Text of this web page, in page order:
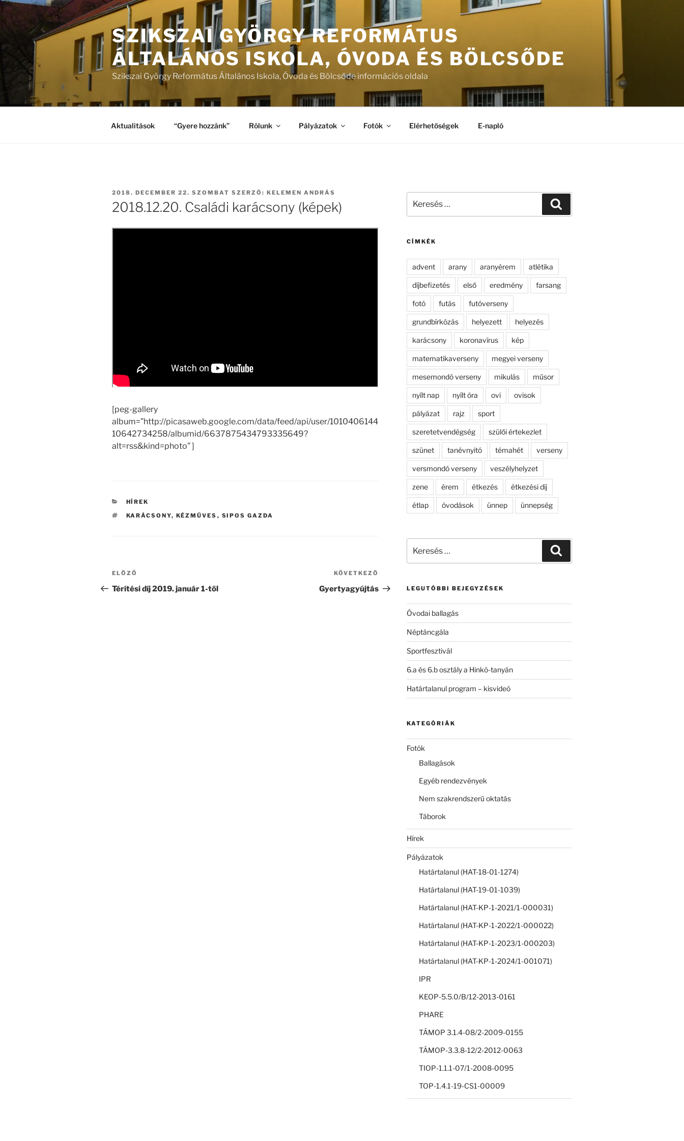
Tartalomhoz
SZIKSZAI GYÖRGY REFORMÁTUS
ÁLTALÁNOS ISKOLA, ÓVODA ÉS BÖLCSŐDE
Szikszai György Református Általános Iskola, Óvoda és Bölcsőde információs oldala
Aktualitások “Gyere hozzánk” Rólunk Pályázatok Fotók Elérhetőségek E-napló
BEKÜLDVE:
2018. DECEMBER 22. SZOMBAT SZERZŐ: KELEMEN ANDRÁS
2018.12.20. Családi karácsony (képek)
[peg-gallery
album=”http://picasaweb.google.com/data/feed/api/user/1010406144
10642734258/albumid/6637875434793335649?
alt=rss&kind=photo” ]
KATEGÓRIÁK
HÍREK
CÍMKÉK
KARÁCSONY, KÉZMŰVES , SIPOS GAZDA
Bejegyzés
navigáció
Korábbi
bejegyzés
ELŐZŐ
Térítési díj 2019. január 1-től
bejegyzés
KÖVETKEZŐ
Gyertyagyújtás
következő
CÍMKÉK
advent arany aranyérem atlétika
díjbefizetés első eredmény farsang
fotó futás futóverseny
grundbírkózás helyezett helyezés
karácsony koronavírus kép
matematikaverseny megyei verseny
mesemondó verseny mikulás műsor
nyílt nap nyílt óra ovi ovisok
pályázat rajz sport
szeretetvendégség szülői értekezlet
szünet tanévnyitó témahét verseny
versmondó verseny veszélyhelyzet
zene érem étkezés étkezési díj
étlap óvodások ünnep ünnepség
következő
LEGUTÓBBI BEJEGYZÉSEK
Óvodai ballagás
Néptáncgála
Sportfesztivál
6.a és 6.b osztály a Hinkó-tanyán
Határtalanul program – kisvideó
KATEGÓRIÁK
Fotók
Ballagások
Egyéb rendezvények
Nem szakrendszerű oktatás
Táborok
Hírek
Pályázatok
Határtalanul (HAT-18-01-1274)
Határtalanul (HAT-19-01-1039)
Határtalanul (HAT-KP-1-2021/1-000031)
Határtalanul (HAT-KP-1-2022/1-000022)
Határtalanul (HAT-KP-1-2023/1-000203)
Határtalanul (HAT-KP-1-2024/1-001071)
IPR
KEOP-5.5.0/B/12-2013-0161
PHARE
TÁMOP 3.1.4-08/2-2009-0155
TÁMOP-3.3.8-12/2-2012-0063
TIOP-1.1.1-07/1-2008-0095
TOP-1.4.1-19-CS1-00009